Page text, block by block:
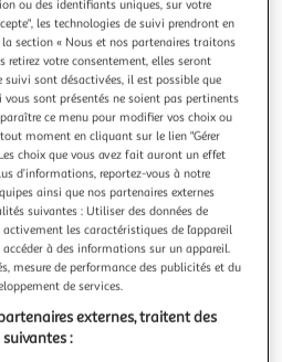
précédente
suivante
tressé noir
Coloris : Noir Longueur
4 jours
ou des identifiants uniques, sur votre
les technologies de suivi prendront en
section « Nous et nos partenaires traitons
retirez votre consentement, elles seront
suivi sont désactivées, il est possible que
sont présentés ne soient pas pertinents
ce menu pour modifier vos choix ou
moment en cliquant sur le lien "Gérer
choix que vous avez fait auront un effet
d’informations, reportez-vous à notre
ainsi que nos partenaires externes
suivantes : Utiliser des données de
les caractéristiques de l’appareil
à des informations sur un appareil.
mesure de performance des publicités et du
de services.
externes, traitent des
: